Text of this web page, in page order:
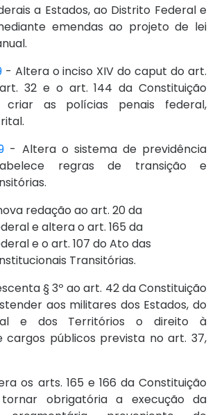
a Estados, ao Distrito Federal e
emendas ao projeto de lei
- Altera o inciso XIV do caput do art.
32 e o art. 144 da Constituição
criar as polícias penais federal,
- Altera o sistema de previdência
regras de transição e
redação ao art. 20 da
e altera o art. 165 da
e o art. 107 do Ato das
Transitórias.
§ 3º ao art. 42 da Constituição
aos militares dos Estados, do
e dos Territórios o direito à
cargos públicos prevista no art. 37,
os arts. 165 e 166 da Constituição
obrigatória a execução da